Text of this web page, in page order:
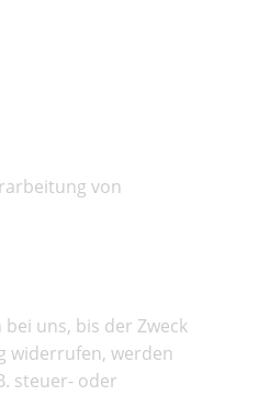
von
uns, bis der Zweck
widerrufen, werden
steuer- oder